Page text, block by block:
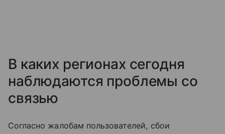
В каких регионах сегодня
наблюдаются проблемы со
связью
Согласно жалобам пользователей, сбои